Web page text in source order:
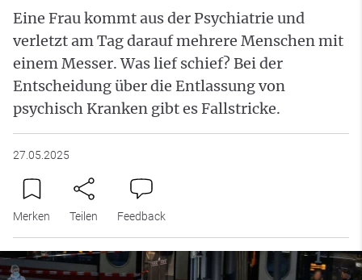
Eine Frau kommt aus der Psychiatrie und
verletzt am Tag darauf mehrere Menschen mit
einem Messer. Was lief schief? Bei der
Entscheidung über die Entlassung von
psychisch Kranken gibt es Fallstricke.
27.05.2025
Merken Teilen Feedback